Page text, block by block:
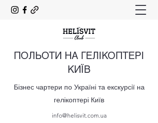
ПОЛЬОТИ НА ГЕЛІКОПТЕРІ
КИЇВ
Бізнес чартери по Україні та екскурсії на
гелікоптері Київ
info@helisvit.com.ua